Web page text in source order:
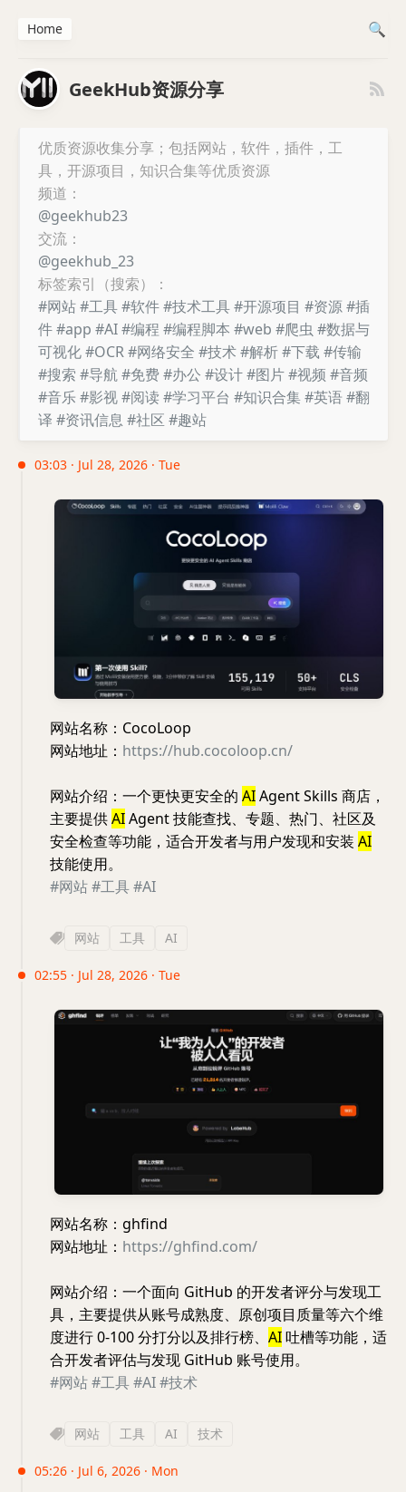
GeekHub资源分享
优质资源收集分享；包括网站，软件，插件，工
具，开源项目，知识合集等优质资源
频道：
@geekhub23
交流：
@geekhub_23
标签索引（搜索）：
#网站#工具#软件#技术工具#开源项目 #资源#插
件#app #AI#编程 #编程脚本 #web #爬虫 #数据与
可视化#OCR#网络安全 #技术#解析#下载 #传输
#搜索 #导航#免费#办公 #设计#图片#视频 #音频
#音乐#影视#阅读 #学习平台 #知识合集#英语#翻
译 #资讯信息 #社区 #趣站
03:03 · Jul 28, 2026 · Tue
网站名称：CocoLoop
网站地址： https://hub.cocoloop.cn/
网站介绍：一个更快更安全的 AIAgent Skills 商店，
主要提供AIAgent 技能查找、专题、热门、社区及
安全检查等功能，适合开发者与用户发现和安装 AI
技能使用。
#网站#工具#AI
网站 工具 AI
02:55 · Jul 28, 2026 · Tue
网站名称：ghfind
网站地址： https://ghfind.com/
网站介绍：一个面向 GitHub 的开发者评分与发现工
具，主要提供从账号成熟度、原创项目质量等六个维
度进行 0-100 分打分以及排行榜、 AI吐槽等功能，适
合开发者评估与发现 GitHub 账号使用。
#网站#工具#AI#技术
网站 工具 AI 技术
05:26 · Jul 6, 2026 · Mon
Home